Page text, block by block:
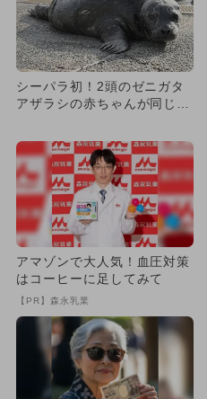
シーパラ初！2頭のゼニガタ
アザラシの赤ちゃんが同じエ
アマゾンで大人気！血圧対策
はコーヒーに足してみて
【PR】森永乳業